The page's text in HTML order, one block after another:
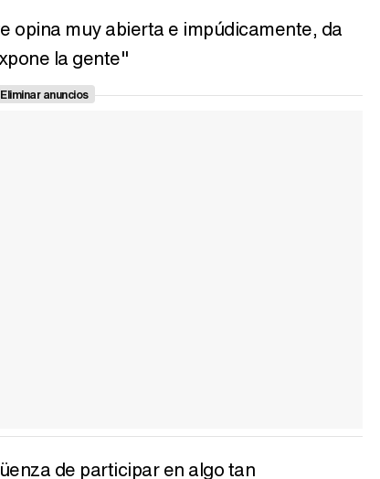
opina muy abierta e impúdicamente, da
la gente"
Eliminar anuncios
de participar en algo tan